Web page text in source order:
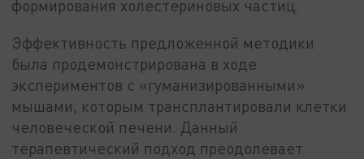
формирования холестериновых частиц.
Эффективность предложенной методики
была продемонстрирована в ходе
экспериментов с «гуманизированными»
мышами, которым трансплантировали клетки
человеческой печени. Данный
терапевтический подход преодолевает